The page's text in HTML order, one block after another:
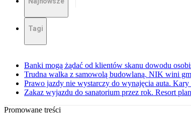
Tagi
Banki mogą żądać od klientów skanu dowodu
Trudna walka z samowolą budowlaną. NIK wini
Prawo jazdy nie wystarczy do wynajęcia auta. Kary
Zakaz wyjazdu do sanatorium przez rok. Resort
Promowane treści